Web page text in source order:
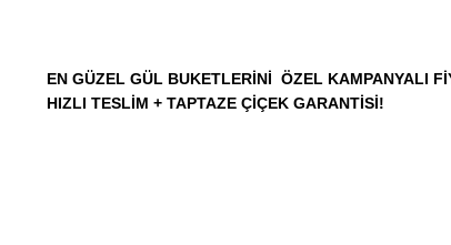
EN GÜZEL GÜL BUKETLERINI ÖZEL KAMPANYALI
HIZLI TESLIM + TAPTAZE ÇIÇEK GARANTISI!